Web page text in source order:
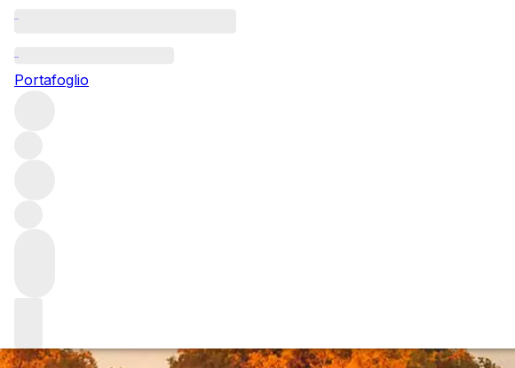
Portafoglio
All Bordeaux 2022 wines